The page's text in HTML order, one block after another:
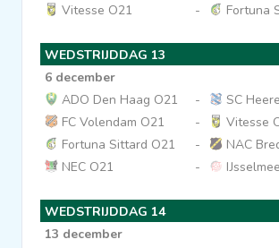
Vitesse O21
- Fortuna
WEDSTRIJDDAG 13
6 december
ADO Den Haag O21
-
SC
FC Volendam O21
-
Vitesse
Fortuna Sittard O21
-
NAC
NEC O21
-
WEDSTRIJDDAG 14
13 december